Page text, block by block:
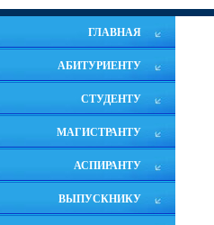
ГЛАВНАЯ
АБИТУРИЕНТУ
СТУДЕНТУ
МАГИСТРАНТУ
АСПИРАНТУ
ВЫПУСКНИКУ